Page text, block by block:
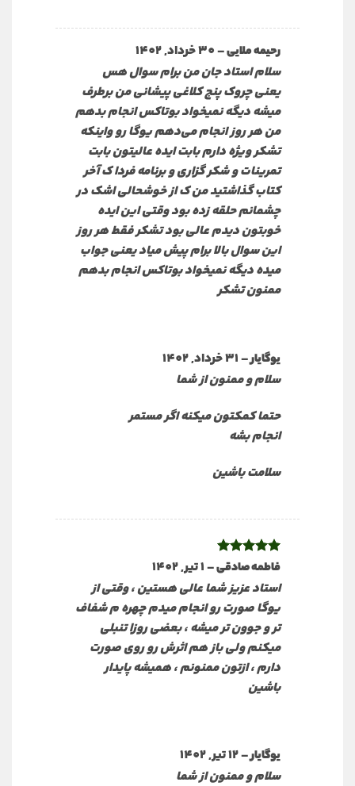
رحیمه ملایی–30 خرداد, 1402
سلام استاد جان من برام سوال هس
یعنی چروک پنج کلاغی پیشانی من برطرف
میشه دیگه نمیخواد بوتاکس انجام بدهم
من هر روز انجام می‌دهم یوگا رو واینکه
تشکر ویژه دارم بابت ایده عالیتون بابت
تمرینات و شکر گزاری و برنامه فردا ک آخر
کتاب گذاشتید من ک از خوشحالی اشک در
چشمانم حلقه زده بود وقتی این ایده
خوبتون دیدم عالی بود تشکر فقط هر روز
این سوال بالا برام پیش میاد یعنی جواب
میده دیگه نمیخواد بوتاکس انجام بدهم
ممنون تشکر
یوگایار–31 خرداد, 1402
سلام و ممنون از شما
حتما کمکتون میکنه اگر مستمر
انجام بشه
سلامت باشین
نمره5از
فاطمه صادقی–1 تیر, 1402
استاد عزیز شما عالی هستین ، وقتی از
یوگا صورت رو انجام میدم چهره م شفاف
تر و جوون تر میشه ، بعضی روزا تنبلی
میکنم ولی باز هم اثرش رو روی صورت
دارم ، ازتون ممنونم ، همیشه پایدار
باشین
یوگایار–12 تیر, 1402
سلام و ممنون از شما